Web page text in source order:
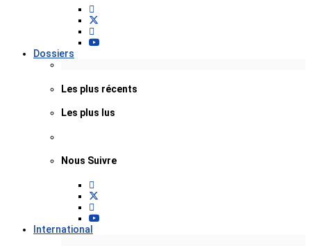
Dossiers
Les plus récents
Les plus lus
Nous Suivre
International